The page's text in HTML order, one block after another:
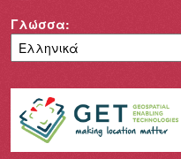
Γλώσσα